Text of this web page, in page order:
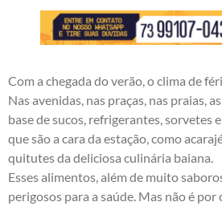
Com a chegada do verão, o clima de
Nas avenidas, nas praças, nas praias,
base de sucos, refrigerantes, sorvetes
que são a cara da estação, como
quitutes da deliciosa culinária baiana.
Esses alimentos, além de muito
perigosos para a saúde. Mas não é por